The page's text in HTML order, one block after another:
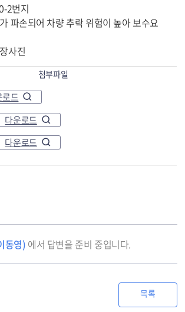
2번지
파손되어 차량 추락 위험이 높아 보수요
사진
첨부파일
로드
다운로드
다운로드
동영) 에서 답변을 준비 중입니다.
목록